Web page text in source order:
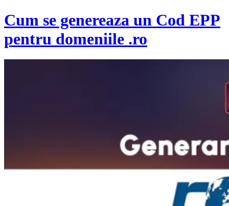
Cum se genereaza un Cod EPP
pentru domeniile .ro